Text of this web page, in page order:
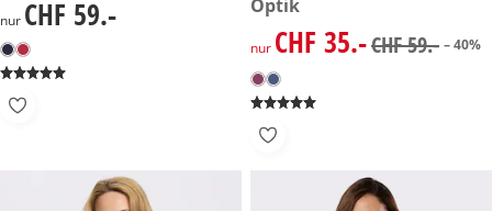
CHF 59.-
nur CHF 59.-
Optik
reduzierter Preis CHF 35.-,
nur CHF 35.-CHF 59.- – 40%